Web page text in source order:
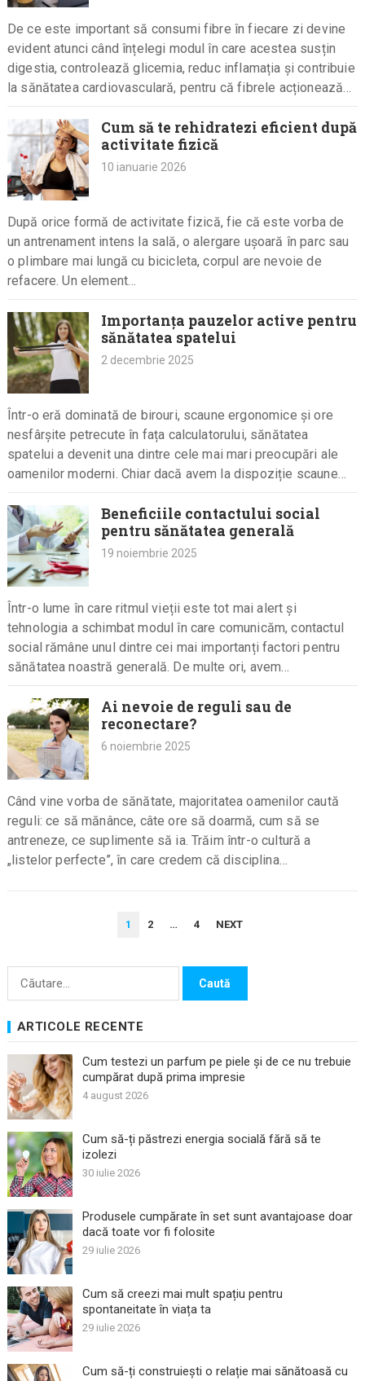
De ce este important să consumi fibre în fiecare zi devine
evident atunci când înțelegi modul în care acestea susțin
digestia, controlează glicemia, reduc inflamația și contribuie
la sănătatea cardiovasculară, pentru că fibrele acționează
Cum să te rehidratezi eficient după
activitate fizică
10 ianuarie 2026
După orice formă de activitate fizică, fie că este vorba de
un antrenament intens la sală, o alergare ușoară în parc sau
o plimbare mai lungă cu bicicleta, corpul are nevoie de
refacere. Un element…
Importanța pauzelor active pentru
sănătatea spatelui
2 decembrie 2025
Într-o eră dominată de birouri, scaune ergonomice și ore
nesfârșite petrecute în fața calculatorului, sănătatea
spatelui a devenit una dintre cele mai mari preocupări ale
oamenilor moderni. Chiar dacă avem la dispoziție scaune
Beneficiile contactului social
pentru sănătatea generală
19 noiembrie 2025
Într-o lume în care ritmul vieții este tot mai alert și
tehnologia a schimbat modul în care comunicăm, contactul
social rămâne unul dintre cei mai importanți factori pentru
sănătatea noastră generală. De multe ori, avem…
Ai nevoie de reguli sau de
reconectare?
6 noiembrie 2025
Când vine vorba de sănătate, majoritatea oamenilor caută
reguli: ce să mănânce, câte ore să doarmă, cum să se
antreneze, ce suplimente să ia. Trăim într-o cultură a
„listelor perfecte”, în care credem că disciplina…
1 2 … 4 NEXT
Caută
ARTICOLE RECENTE
Cum testezi un parfum pe piele și de ce nu trebuie
cumpărat după prima impresie
4 august 2026
Cum să-ți păstrezi energia socială fără să te
izolezi
30 iulie 2026
Produsele cumpărate în set sunt avantajoase doar
dacă toate vor fi folosite
29 iulie 2026
Cum să creezi mai mult spațiu pentru
spontaneitate în viața ta
29 iulie 2026
Cum să-ți construiești o relație mai sănătoasă cu